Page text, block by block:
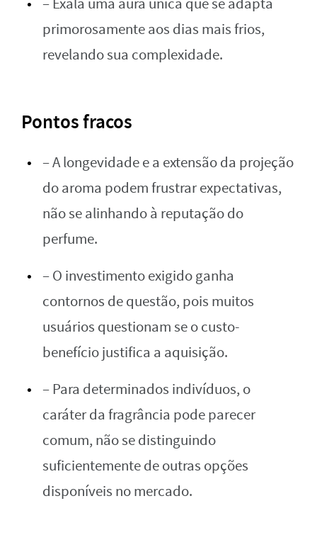
primorosamente aos dias mais frios,
revelando sua complexidade.
Pontos fracos
– A longevidade e a extensão da projeção
do aroma podem frustrar expectativas,
não se alinhando à reputação do
perfume.
– O investimento exigido ganha
contornos de questão, pois muitos
usuários questionam se o custo-
benefício justifica a aquisição.
– Para determinados indivíduos, o
caráter da fragrância pode parecer
comum, não se distinguindo
suficientemente de outras opções
disponíveis no mercado.